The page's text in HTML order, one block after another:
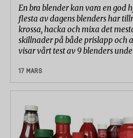
En bra blender kan vara en god
flesta av dagens blenders har
krossa, hacka och mixa det
skillnader på både prislapp och
visar vårt test av 9 blenders
17 MARS